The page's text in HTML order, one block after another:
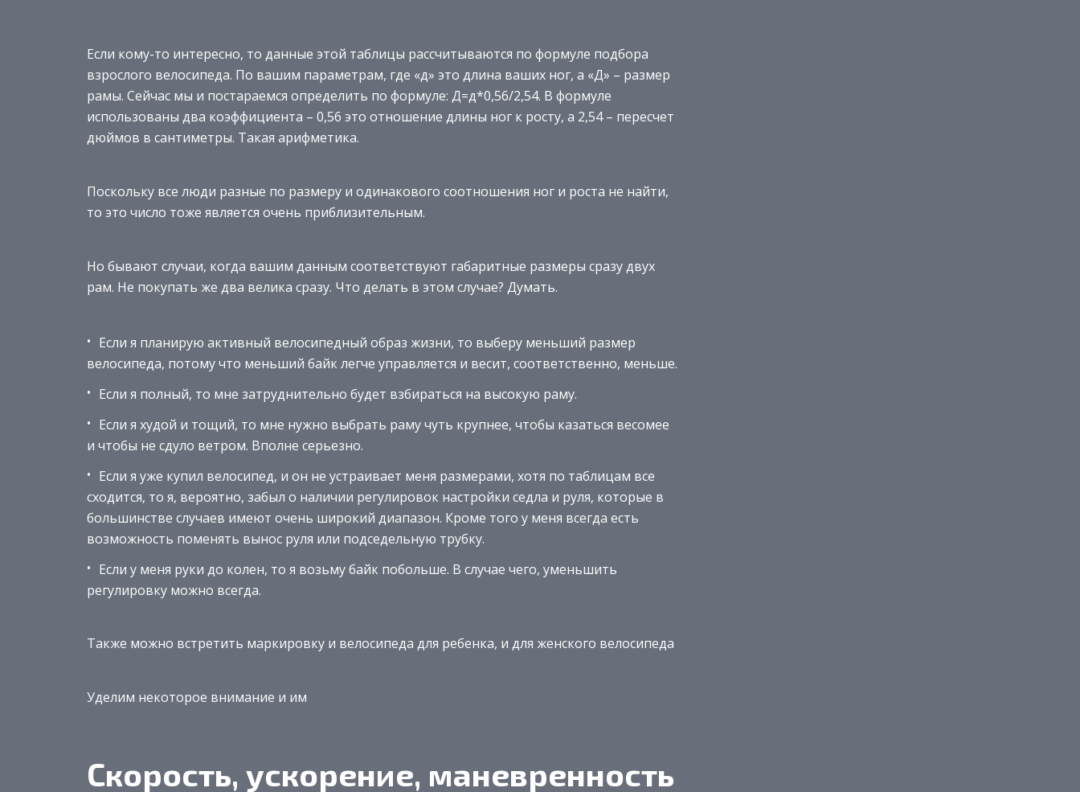
Если кому-то интересно, то данные этой таблицы рассчитываются по формуле подбора
взрослого велосипеда. По вашим параметрам, где «д» это длина ваших ног, а «Д» – размер
рамы. Сейчас мы и постараемся определить по формуле: Д=д*0,56/2,54. В формуле
использованы два коэффициента – 0,56 это отношение длины ног к росту, а 2,54 – пересчет
дюймов в сантиметры. Такая арифметика.
Поскольку все люди разные по размеру и одинакового соотношения ног и роста не найти,
то это число тоже является очень приблизительным.
Но бывают случаи, когда вашим данным соответствуют габаритные размеры сразу двух
рам. Не покупать же два велика сразу. Что делать в этом случае? Думать.
Если я планирую активный велосипедный образ жизни, то выберу меньший размер
велосипеда, потому что меньший байк легче управляется и весит, соответственно, меньше.
Если я полный, то мне затруднительно будет взбираться на высокую раму.
Если я худой и тощий, то мне нужно выбрать раму чуть крупнее, чтобы казаться весомее
и чтобы не сдуло ветром. Вполне серьезно.
Если я уже купил велосипед, и он не устраивает меня размерами, хотя по таблицам все
сходится, то я, вероятно, забыл о наличии регулировок настройки седла и руля, которые в
большинстве случаев имеют очень широкий диапазон. Кроме того у меня всегда есть
возможность поменять вынос руля или подседельную трубку.
Если у меня руки до колен, то я возьму байк побольше. В случае чего, уменьшить
регулировку можно всегда.
Также можно встретить маркировку и велосипеда для ребенка, и для женского велосипеда
Уделим некоторое внимание и им
Скорость, ускорение, маневренность